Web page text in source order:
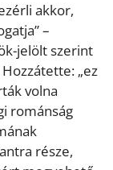
akkor,
–
jelölt szerint
„ez
volna
románság
része,